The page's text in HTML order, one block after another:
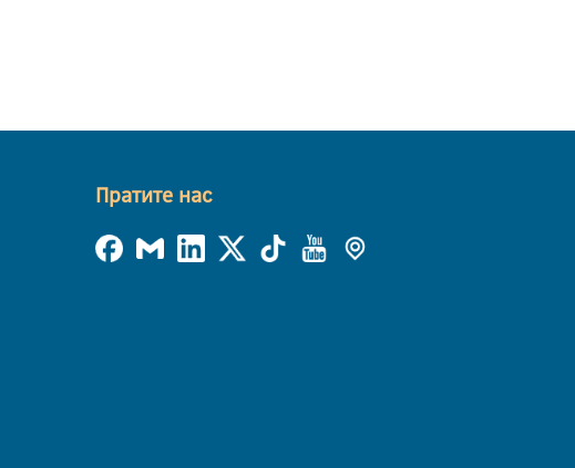
Пратите нас